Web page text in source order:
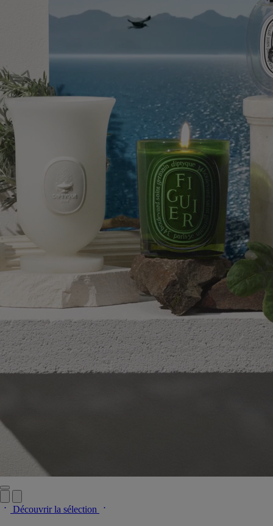
Découvrir la sélection